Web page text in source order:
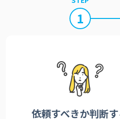
1
依頼すべきか判断